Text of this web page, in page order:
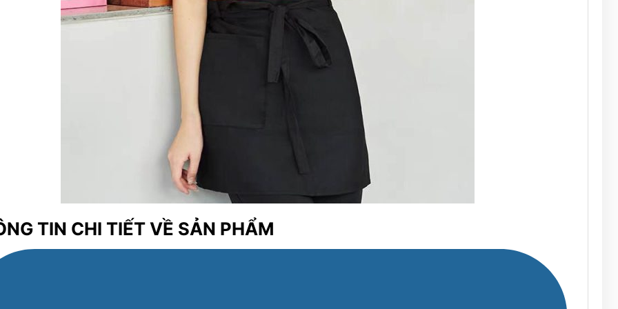
TIN CHI TIẾT VỀ SẢN PHẨM